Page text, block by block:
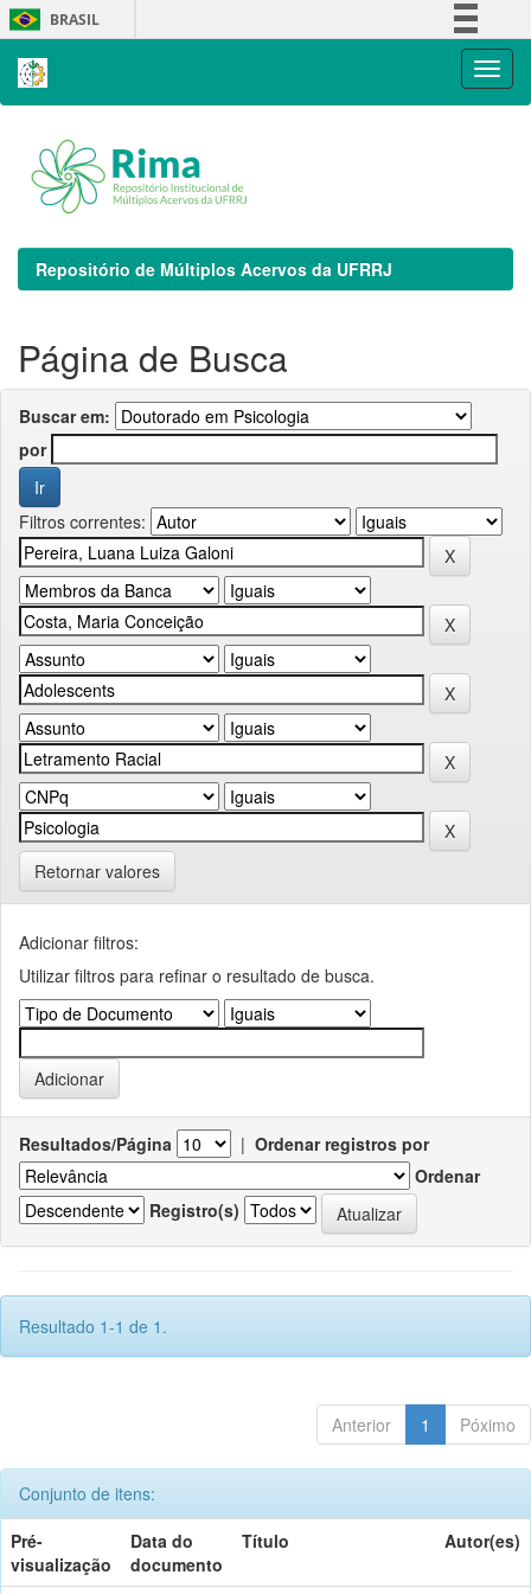
Skip
navigation
BRASIL
Repositório de Múltiplos Acervos da UFRRJ
Página de Busca
Buscar em:
por
Filtros correntes:
Retornar valores
Adicionar filtros:
Utilizar filtros para refinar o resultado de busca.
Resultados/Página | Ordenar registros por
Ordenar
Registro(s)
Resultado 1-1 de 1.
Anterior 1 Póximo
Conjunto de itens:
Pré-
visualização
Data do
documento
Título Autor(es)